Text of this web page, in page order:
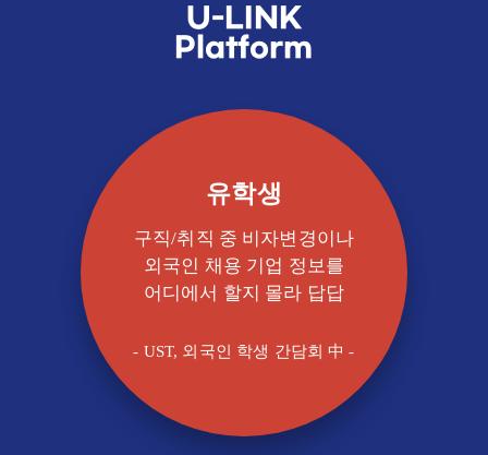
U-LINK
Platform
유학생
구직/취직 중 비자변경이나
외국인 채용 기업 정보를
어디에서 할지 몰라 답답
- UST, 외국인 학생 간담회 中 -